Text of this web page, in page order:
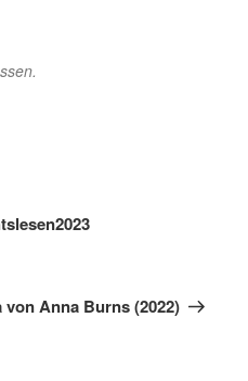
Anna Burns (2022)